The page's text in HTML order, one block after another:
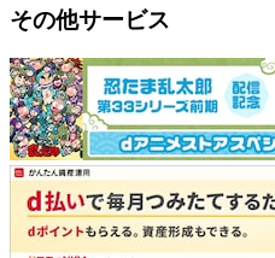
その他サービス